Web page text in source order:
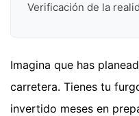
Verificación de la
Imagina que has
carretera. Tienes tu
invertido meses en